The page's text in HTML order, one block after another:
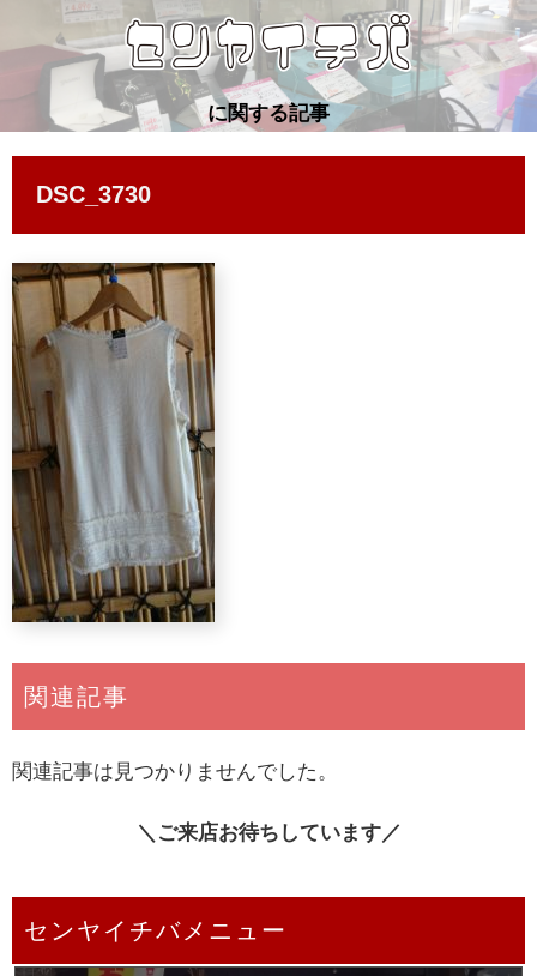
に関する記事
DSC_3730
関連記事
関連記事は見つかりませんでした。
＼ご来店お待ちしています／
センヤイチバメニュー